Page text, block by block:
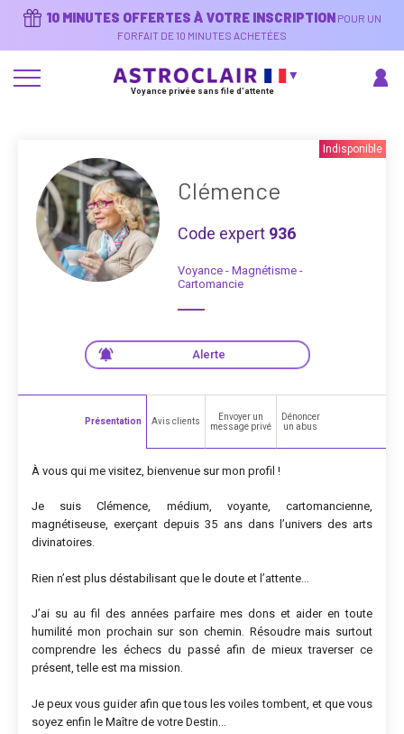
10 MINUTES OFFERTES À VOTRE INSCRIPTION POUR UN
FORFAIT DE 10 MINUTES ACHETÉES
Voyance privée sans file d'attente
Indisponible
Clémence
Code expert 936
Voyance - Magnétisme -
Cartomancie
Alerte
Présentation Avis clients
Envoyer un
message privé
Dénoncer
un abus
À vous qui me visitez, bienvenue sur mon profil !
Je suis Clémence, médium, voyante, cartomancienne,
magnétiseuse, exerçant depuis 35 ans dans l’univers des arts
divinatoires.
Rien n’est plus déstabilisant que le doute et l’attente…
J’ai su au fil des années parfaire mes dons et aider en toute
humilité mon prochain sur son chemin. Résoudre mais surtout
comprendre les échecs du passé afin de mieux traverser ce
présent, telle est ma mission.
Je peux vous guider afin que tous les voiles tombent, et que vous
soyez enfin le Maître de votre Destin…